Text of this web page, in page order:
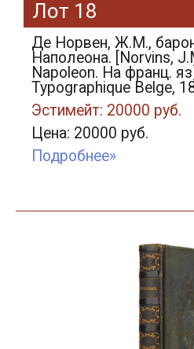
Лот 18
Де Норвен, Ж.М.,
Наполеона. [Norvins,
Napoleon. На франц.
Typographique Belge,
Эстимейт: 20000 руб.
Цена: 20000 руб.
Подробнее»